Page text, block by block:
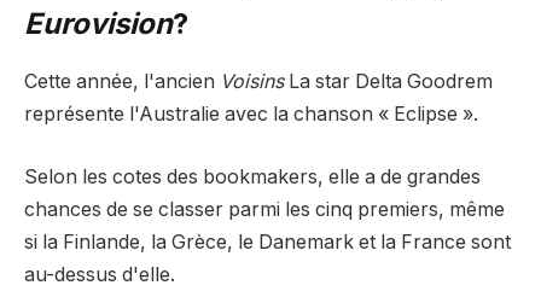
Eurovision?
Cette année, l'ancien VoisinsLa star Delta Goodrem
représente l'Australie avec la chanson « Eclipse ».
Selon les cotes des bookmakers, elle a de grandes
chances de se classer parmi les cinq premiers, même
si la Finlande, la Grèce, le Danemark et la France sont
au-dessus d'elle.